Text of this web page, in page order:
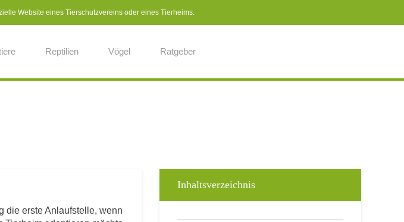
Website eines Tierschutzvereins oder eines Tierheims.
Reptilien Vögel Ratgeber
die erste Anlaufstelle, wenn
Inhaltsverzeichnis